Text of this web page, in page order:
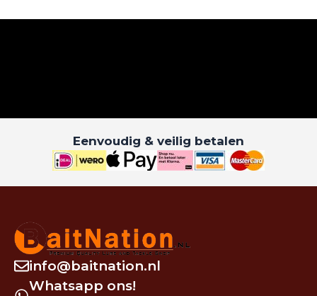
Eenvoudig & veilig betalen
info@baitnation.nl
Whatsapp ons!